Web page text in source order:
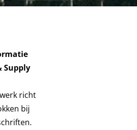
Supply
richt
bij